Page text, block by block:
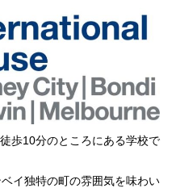
歩10分のところにある学校で
イ独特の町の雰囲気を味わい